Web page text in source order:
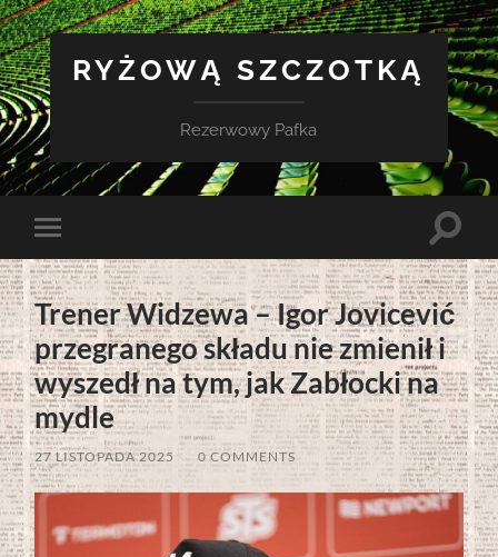
RYŻOWĄ SZCZOTKĄ
Rezerwowy Pafka
Toggle
mobile
menu
Toggle
field
Trener Widzewa – Igor Jovicević
przegranego składu nie zmienił i
wyszedł na tym, jak Zabłocki na
mydle
27 LISTOPADA 2025 / 0 COMMENTS